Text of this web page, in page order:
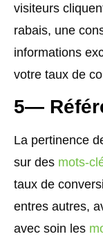
visiteurs
rabais, une
informations
votre taux de
5—
La pertinence
sur des mots-
taux de
entres autres,
avec soin les